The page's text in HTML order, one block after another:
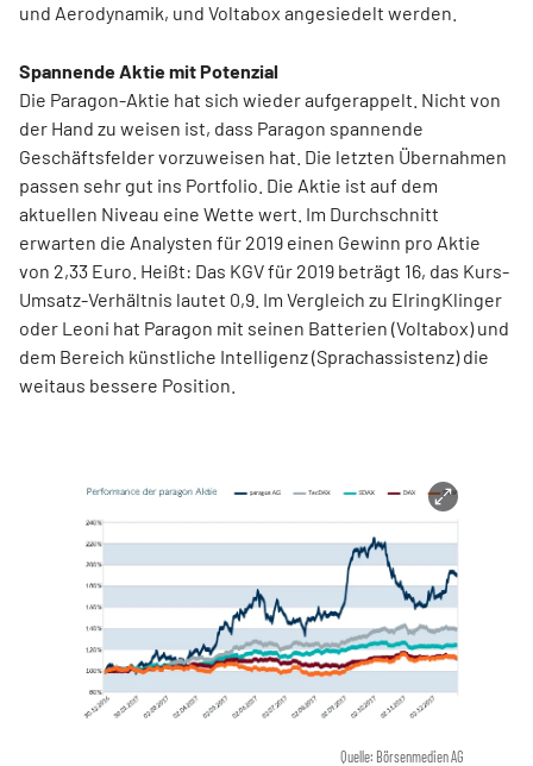
und Aerodynamik, und Voltabox angesiedelt werden.
Spannende Aktie mit Potenzial
Die Paragon-Aktie hat sich wieder aufgerappelt. Nicht von
der Hand zu weisen ist, dass Paragon spannende
Geschäftsfelder vorzuweisen hat. Die letzten Übernahmen
passen sehr gut ins Portfolio. Die Aktie ist auf dem
aktuellen Niveau eine Wette wert. Im Durchschnitt
erwarten die Analysten für 2019 einen Gewinn pro Aktie
von 2,33 Euro. Heißt: Das KGV für 2019 beträgt 16, das Kurs-
Umsatz-Verhältnis lautet 0,9. Im Vergleich zu ElringKlinger
oder Leoni hat Paragon mit seinen Batterien (Voltabox) und
dem Bereich künstliche Intelligenz (Sprachassistenz) die
weitaus bessere Position.
Quelle: Börsenmedien AG